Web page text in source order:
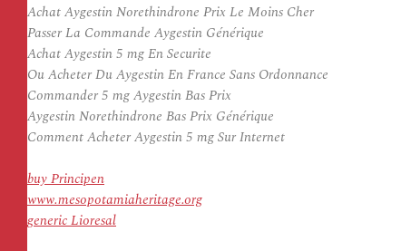
Achat Aygestin Norethindrone Prix Le Moins Cher
Passer La Commande Aygestin Générique
Achat Aygestin 5 mg En Securite
Ou Acheter Du Aygestin En France Sans Ordonnance
Commander 5 mg Aygestin Bas Prix
Aygestin Norethindrone Bas Prix Générique
Comment Acheter Aygestin 5 mg Sur Internet
buy Principen
www.mesopotamiaheritage.org
generic Lioresal